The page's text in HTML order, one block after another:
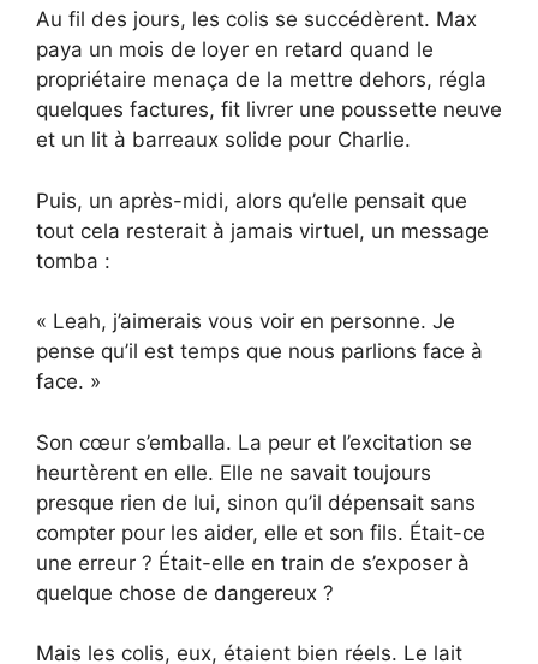
Au fil des jours, les colis se succédèrent. Max
paya un mois de loyer en retard quand le
propriétaire menaça de la mettre dehors, régla
quelques factures, fit livrer une poussette neuve
et un lit à barreaux solide pour Charlie.
Puis, un après-midi, alors qu’elle pensait que
tout cela resterait à jamais virtuel, un message
tomba :
« Leah, j’aimerais vous voir en personne. Je
pense qu’il est temps que nous parlions face à
face. »
Son cœur s’emballa. La peur et l’excitation se
heurtèrent en elle. Elle ne savait toujours
presque rien de lui, sinon qu’il dépensait sans
compter pour les aider, elle et son fils. Était-ce
une erreur ? Était-elle en train de s’exposer à
quelque chose de dangereux ?
Mais les colis, eux, étaient bien réels. Le lait